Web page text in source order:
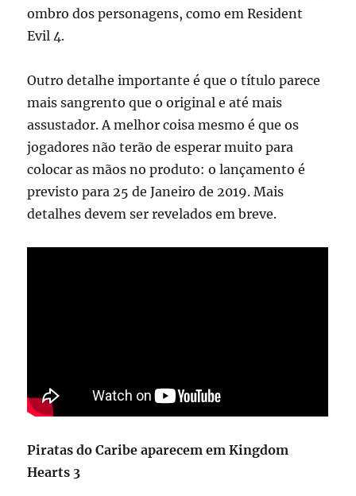
ombro dos personagens, como em Resident
Evil 4.
Outro detalhe importante é que o título parece
mais sangrento que o original e até mais
assustador. A melhor coisa mesmo é que os
jogadores não terão de esperar muito para
colocar as mãos no produto: o lançamento é
previsto para 25 de Janeiro de 2019. Mais
detalhes devem ser revelados em breve.
Piratas do Caribe aparecem em Kingdom
Hearts 3